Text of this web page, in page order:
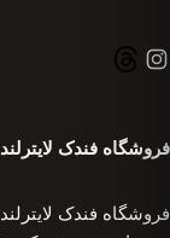
فروشگاه فندک لایترلند
فروشگاه فندک